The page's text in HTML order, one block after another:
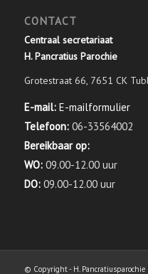
CONTACT
Centraal secretariaat
H. Pancratius Parochie
Grotestraat 66, 7651 CK
E-mail: E-mailformulier
Telefoon: 06-33564002
Bereikbaar op:
WO: 09.00-12.00 uur
DO: 09.00-12.00 uur
© Copyright - H. Pancratiusparochie